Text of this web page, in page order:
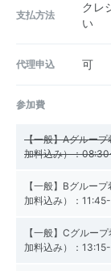
支払方法
クレ
い
代理申込 可
参加費
【一般】Aグルー
加料込み）：
【一般】Bグルー
加料込み）：
【一般】Cグルー
加料込み）：